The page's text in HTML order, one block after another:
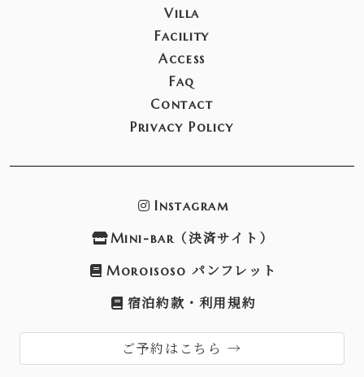
Villa
Facility
Access
Faq
Contact
Privacy Policy
Instagram
Mini-bar（決済サイト）
Moroisoso パンフレット
宿泊約款・利用規約
ご予約はこちら →